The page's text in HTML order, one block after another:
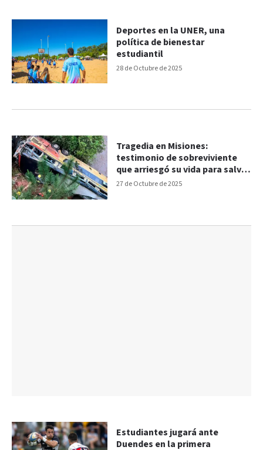
28 de Octubre de 2025
Deportes en la UNER, una
política de bienestar
estudiantil
27 de Octubre de 2025
Tragedia en Misiones:
testimonio de sobreviviente
que arriesgó su vida para salvar
a otro pasajero
Estudiantes jugará ante
Duendes en la primera